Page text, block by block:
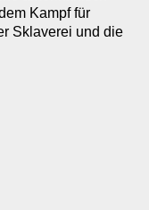
Kampf für
Sklaverei und die